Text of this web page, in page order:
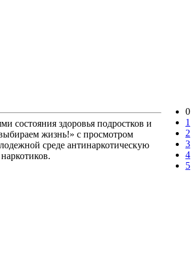
0
1
2
3
4
5
состояния здоровья подростков и
жизнь!» с просмотром
среде антинаркотическую